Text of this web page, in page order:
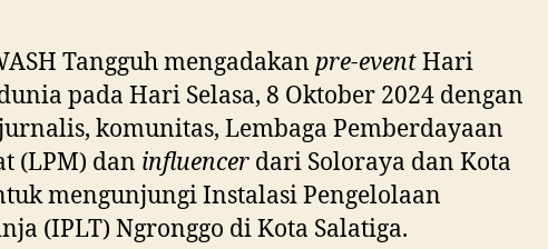
Tangguh mengadakan pre-eventHari
pada Hari Selasa, 8 Oktober 2024 dengan
komunitas, Lembaga Pemberdayaan
(LPM) dan influencer dari Soloraya dan Kota
mengunjungi Instalasi Pengelolaan
(IPLT) Ngronggo di Kota Salatiga.